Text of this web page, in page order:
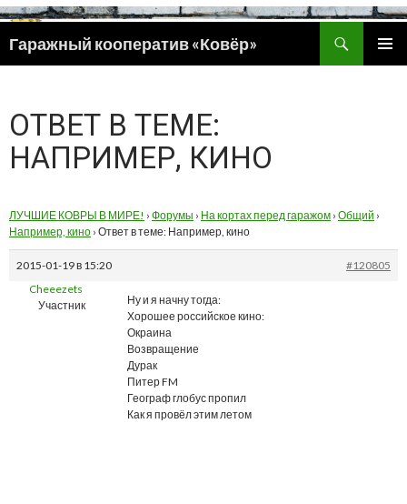
Гаражный кооператив «Ковёр»
ПЕРЕЙТИ
ОТВЕТ В ТЕМЕ:
НАПРИМЕР, КИНО
ЛУЧШИЕ КОВРЫ В МИРЕ! › Форумы › На кортах перед гаражом › Общий ›
Например, кино › Ответ в теме: Например, кино
2015-01-19 в 15:20
#120805
Cheeezets
Участник
Ну и я начну тогда:
Хорошее российское кино:
Окраина
Возвращение
Дурак
Питер FM
Географ глобус пропил
Как я провёл этим летом